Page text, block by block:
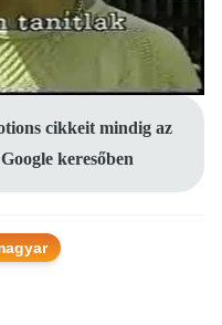
cikkeit mindig az
keresőben